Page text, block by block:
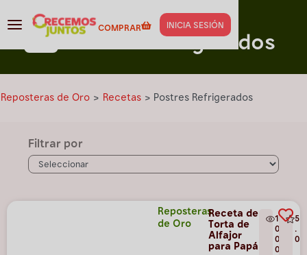
COMPRAR INICIA SESIÓN
Capacitación para Recetas
Postres Refrigerados
Reposteras de Oro > Recetas > Postres Refrigerados
Filtrar por
Reposteras
de Oro
Receta de
Torta de
Alfajor
para Papá
1
0
0
0
5
.
0